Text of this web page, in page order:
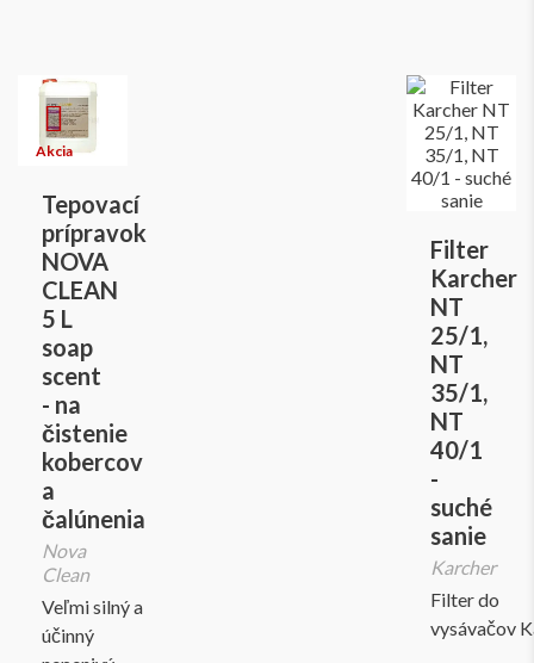
Tepovací
prípravok
NOVA
CLEAN
5 L
soap
scent
- na
čistenie
kobercov
a
čalúnenia
Nova
Clean
Veľmi silný a
účinný
Filter
Karcher
NT
25/1,
NT
35/1,
NT
40/1
-
suché
sanie
Karcher
Filter do
vysávačov